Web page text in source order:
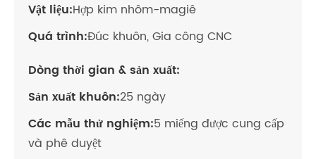
Vật liệu:Hợp kim nhôm-magiê
Quá trình:Đúc khuôn, Gia công CNC
Dòng thời gian & sản xuất:
Sản xuất khuôn:25 ngày
Các mẫu thử nghiệm:5 miếng được cung cấp
và phê duyệt